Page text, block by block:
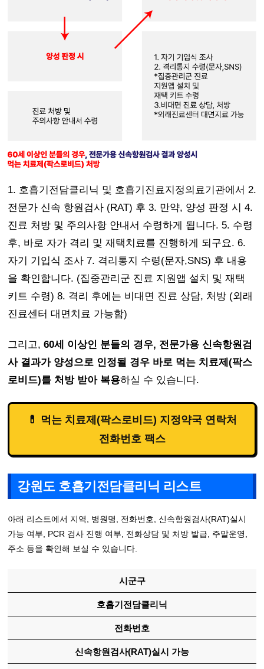
1. 호흡기전담클리닉 및 호흡기진료지정의료기관에서 2.
전문가 신속 항원검사 (RAT) 후 3. 만약, 양성 판정 시 4.
진료 처방 및 주의사항 안내서 수령하게 됩니다. 5. 수령
후, 바로 자가 격리 및 재택치료를 진행하게 되구요. 6.
자기 기입식 조사 7. 격리통지 수령(문자,SNS) 후 내용
을 확인합니다. (집중관리군 진료 지원앱 설치 및 재택
키트 수령) 8. 격리 후에는 비대면 진료 상담, 처방 (외래
진료센터 대면치료 가능함)
그리고, 60세 이상인 분들의 경우, 전문가용 신속항원검
사 결과가 양성으로 인정될 경우 바로 먹는 치료제(팍스
로비드)를 처방 받아 복용하실 수 있습니다.
💊 먹는 치료제(팍스로비드) 지정약국 연락처
전화번호 팩스
강원도 호흡기전담클리닉 리스트
아래 리스트에서 지역, 병원명, 전화번호, 신속항원검사(RAT)실시
가능 여부, PCR 검사 진행 여부, 전화상담 및 처방 발급, 주말운영,
주소 등을 확인해 보실 수 있습니다.
시군구
호흡기전담클리닉
전화번호
신속항원검사(RAT)실시 가능